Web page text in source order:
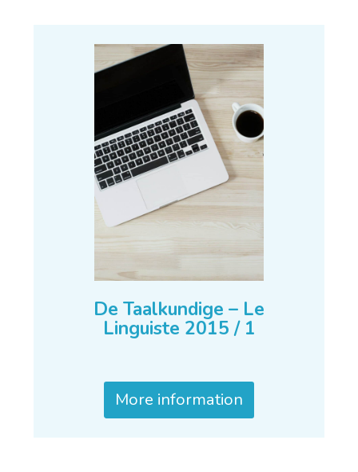
De Taalkundige – Le
Linguiste 2015 / 1
More information